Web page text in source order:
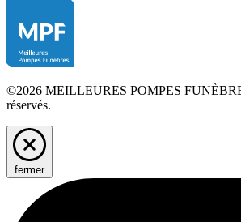
©2026 MEILLEURES POMPES
réservés.
fermer